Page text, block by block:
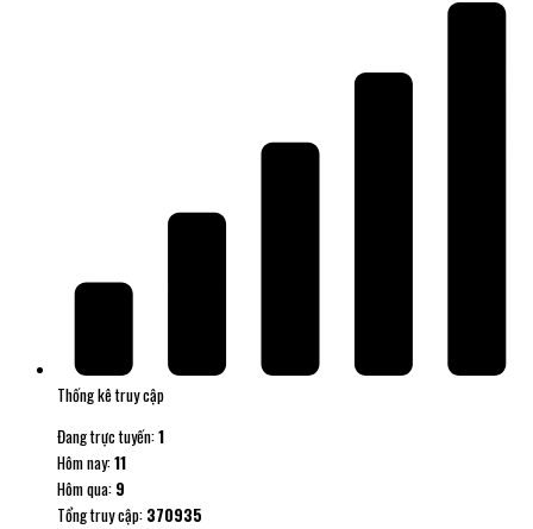
Thống kê truy cập
Đang trực tuyến:1
Hôm nay:11
Hôm qua: 9
Tổng truy cập: 370935